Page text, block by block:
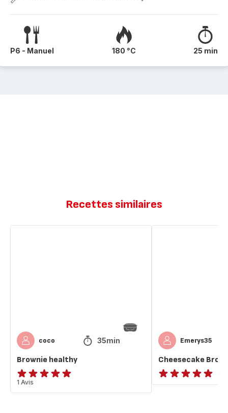
P6 - Manuel 180 °C 25 min
Recettes similaires
coco 35min
Brownie healthy
Avis
5
1 Avis
Emerys35
Cheesecake
ratings.NaN